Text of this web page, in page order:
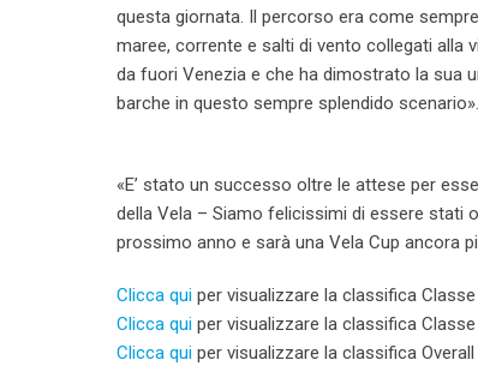
questa giornata. Il percorso era come
maree, corrente e salti di vento collegati alla
da fuori Venezia e che ha dimostrato la sua
barche in questo sempre splendido scenario».
«E’ stato un successo oltre le attese per
della Vela – Siamo felicissimi di essere
prossimo anno e sarà una Vela Cup ancora
Clicca qui per visualizzare la classifica Classe
Clicca qui per visualizzare la classifica
Clicca qui per visualizzare la classifica Overall